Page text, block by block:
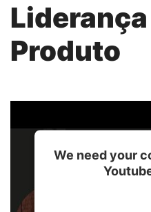
Produto
We need your